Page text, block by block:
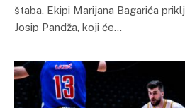
štaba. Ekipi Marijana Bagarića
Josip Pandža, koji će…